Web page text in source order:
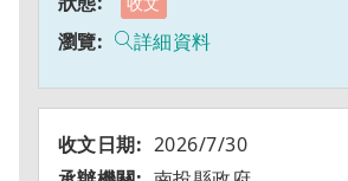
詳細資料
2026/7/30